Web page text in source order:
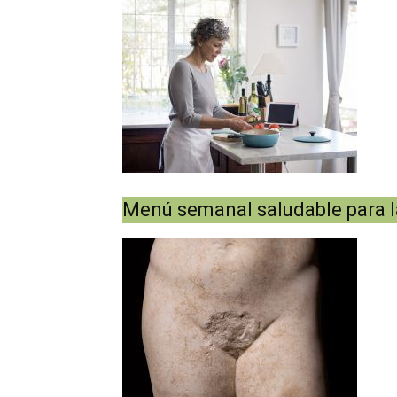
Menú semanal saludable para